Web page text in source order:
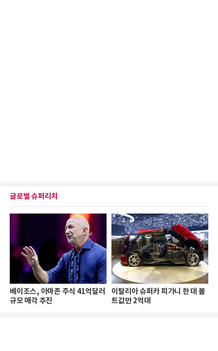
글로벌 슈퍼리치
베이조스, 아마존 주식 41억달러
규모 매각 추진
이탈리아 슈퍼카 피가니 한 대 볼
트값만 2억대